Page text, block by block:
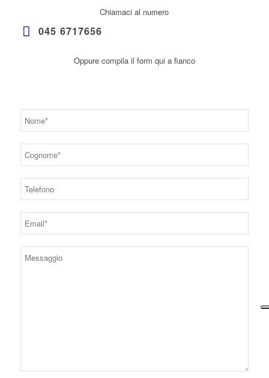
Chiamaci al numero
045 6717656
Oppure compila il form qui a fianco